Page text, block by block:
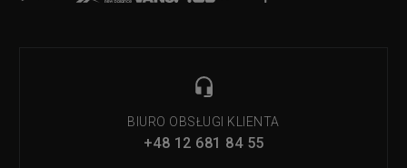
BIURO OBSŁUGI KLIENTA
+48 12 681 84 55